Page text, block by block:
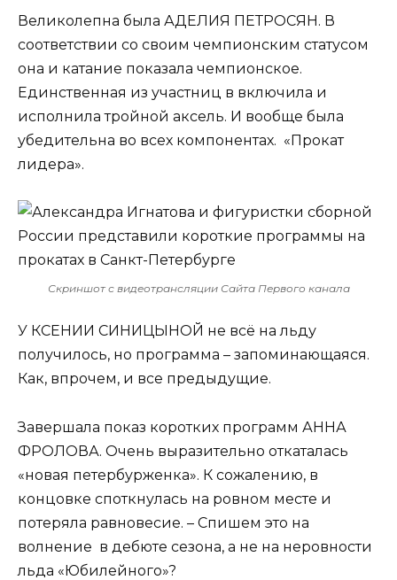
Великолепна была АДЕЛИЯ ПЕТРОСЯН. В
соответствии со своим чемпионским статусом
она и катание показала чемпионское.
Единственная из участниц в включила и
исполнила тройной аксель. И вообще была
убедительна во всех компонентах. «Прокат
лидера».
Скриншот с видеотрансляции Сайта Первого канала
У КСЕНИИ СИНИЦЫНОЙ не всё на льду
получилось, но программа – запоминающаяся.
Как, впрочем, и все предыдущие.
Завершала показ коротких программ АННА
ФРОЛОВА. Очень выразительно откаталась
«новая петербурженка». К сожалению, в
концовке споткнулась на ровном месте и
потеряла равновесие. – Спишем это на
волнение в дебюте сезона, а не на неровности
льда «Юбилейного»?